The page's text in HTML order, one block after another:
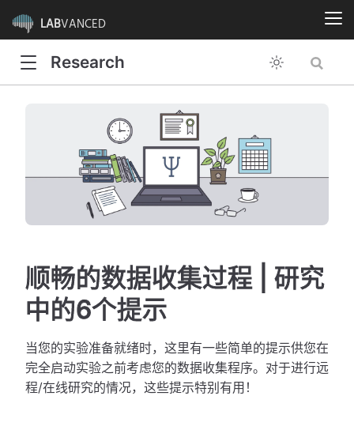
LABVANCED
Research
顺畅的数据收集过程 | 研究
中的6个提示
当您的实验准备就绪时，这里有一些简单的提示供您在
完全启动实验之前考虑您的数据收集程序。对于进行远
程/在线研究的情况，这些提示特别有用！